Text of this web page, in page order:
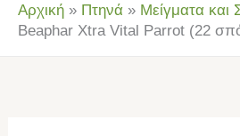
Αρχική » Πτηνά » Μείγματα και
Beaphar Xtra Vital Parrot (22